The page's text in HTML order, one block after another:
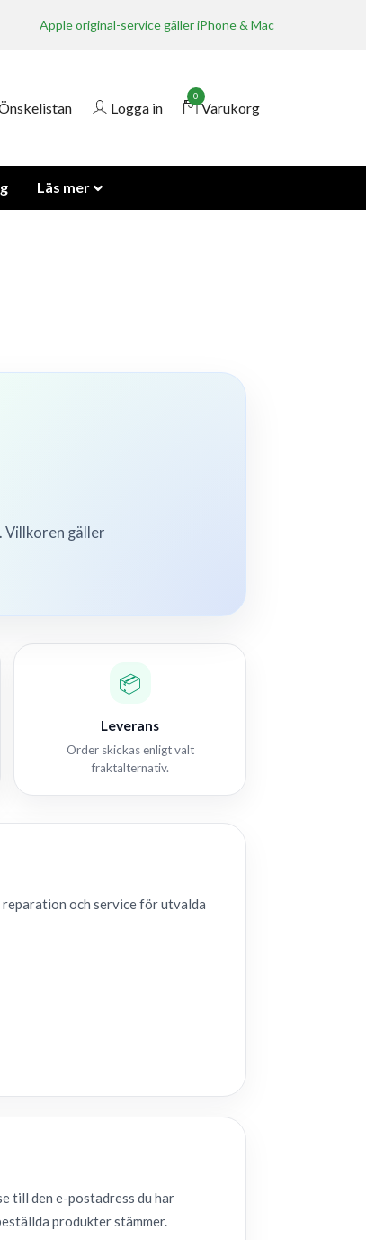
Apple original-service gäller iPhone & Mac
Logga in
0
Varukorg
Läs mer
Villkoren gäller
📦
Leverans
Order skickas enligt valt
fraktalternativ.
och service för utvalda
till den e-postadress du har
produkter stämmer.